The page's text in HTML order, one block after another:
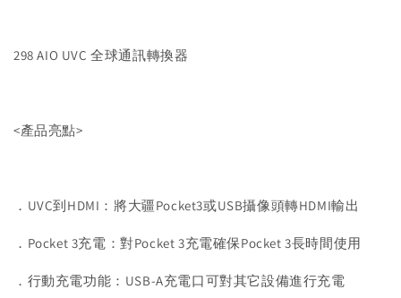
298 AIO UVC 全球通訊轉換器
<產品亮點>
．UVC到HDMI：將大疆Pocket3或USB攝像頭轉HDMI輸出
．Pocket 3充電：對Pocket 3充電確保Pocket 3長時間使用
．行動充電功能：USB-A充電口可對其它設備進行充電